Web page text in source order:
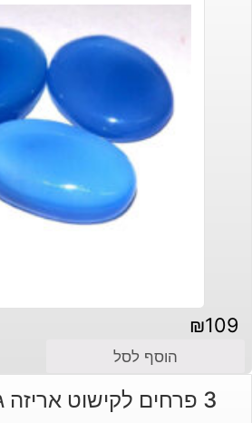
₪109
הוסף לסל
3 פרחים לקישוט אריזה גוון שמנת זהוב